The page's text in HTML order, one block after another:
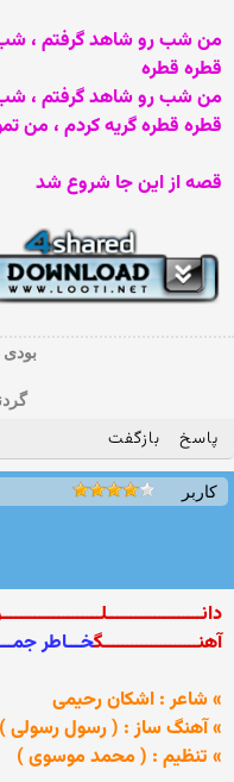
من شب رو شاهد گرفتم ،
قطره قطره
من شب رو شاهد گرفتم ،
قطره قطره گریه کردم ، من
قصه از این جا شروع شد
پاسخ بازگفت
کاربر
آهنــــــــــــــــــــگخـــاطر
» شاعر : اشکان رحیمی
» آهنگ ساز : ( رسول رسولی )
» تنظیم : ( محمد موسوی )